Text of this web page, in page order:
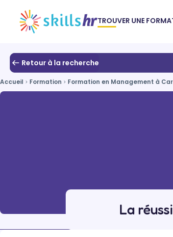
TROUVER UNE
Retour à la recherche
Accueil Formation Formation en Management à
La